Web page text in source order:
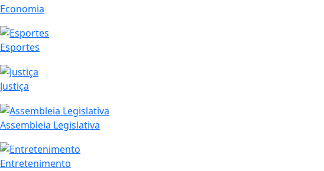
Economia
Esportes
Justiça
Assembleia Legislativa
Entretenimento